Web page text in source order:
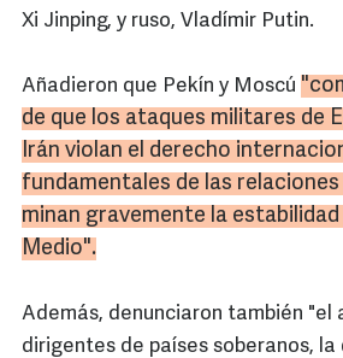
Xi Jinping, y ruso, Vladímir Putin.
Añadieron que Pekín y Moscú
de que los ataques militares de
Irán violan el derecho
fundamentales de las
minan gravemente la
Medio".
Además, denunciaron también "el
dirigentes de países soberanos,